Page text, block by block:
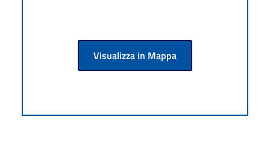
Visualizza in Mappa